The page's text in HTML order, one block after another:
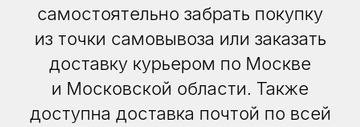
самостоятельно забрать покупку
из точки самовывоза или заказать
доставку курьером по Москве
и Московской области. Также
доступна доставка почтой по всей